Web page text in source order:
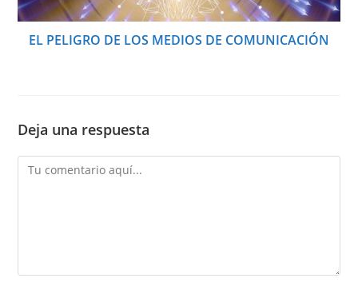
EL PELIGRO DE LOS MEDIOS DE COMUNICACIÓN
Deja una respuesta